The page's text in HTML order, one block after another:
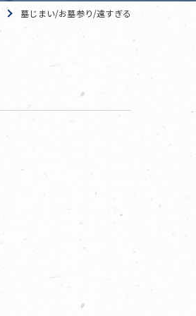
墓じまい/お墓参り/遠すぎる